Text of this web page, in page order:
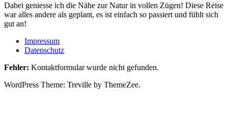
Dabei geniesse ich die Nähe zur Natur in vollen Zügen! Diese Reise
war alles andere als geplant, es ist einfach so passiert und fühlt sich
gut an!
Impressum
Datenschutz
Fehler: Kontaktformular wurde nicht gefunden.
WordPress Theme: Treville by ThemeZee.